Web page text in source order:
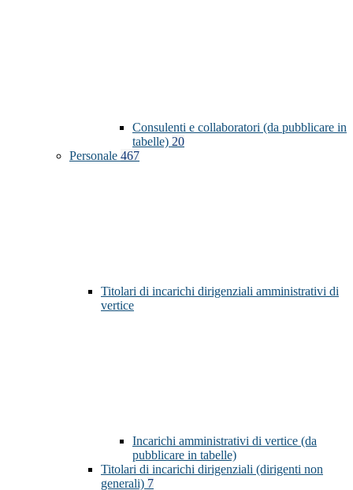
Consulenti e collaboratori (da pubblicare in
tabelle) 20
Personale 467
Titolari di incarichi dirigenziali amministrativi di
vertice
Incarichi amministrativi di vertice (da
pubblicare in tabelle)
Titolari di incarichi dirigenziali (dirigenti non
generali) 7